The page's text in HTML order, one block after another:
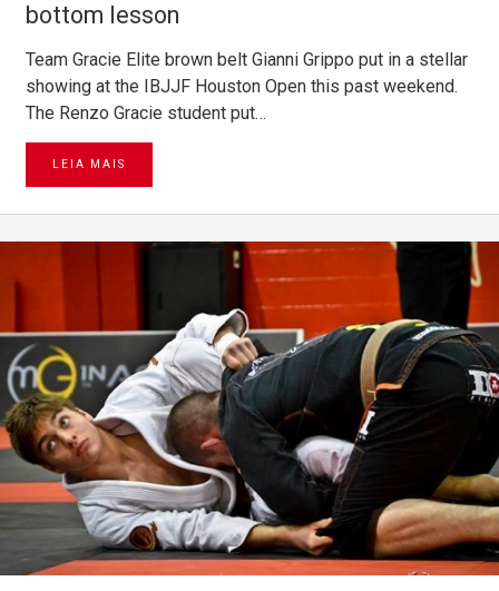
bottom lesson
Team Gracie Elite brown belt Gianni Grippo put in a stellar
showing at the IBJJF Houston Open this past weekend.
The Renzo Gracie student put…
LEIA MAIS